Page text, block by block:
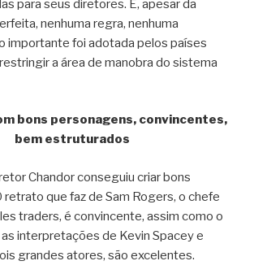
para seus diretores. E, apesar da
nenhuma regra, nenhuma
importante foi adotada pelos países
a área de manobra do sistema
bons personagens, convincentes,
bem estruturados
Chandor conseguiu criar bons
retrato que faz de Sam Rogers, o chefe
traders, é convincente, assim como o
as interpretações de Kevin Spacey e
grandes atores, são excelentes.